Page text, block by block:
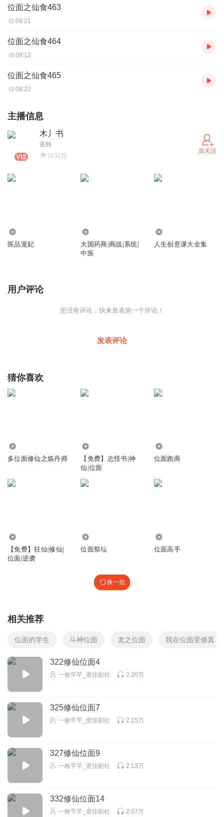
位面之仙食463
08:21
位面之仙食464
09:12
位面之仙食465
08:22
主播信息
木丿书
兹独
14.51万
加关注
医品宠妃
大国药商|商战|系统|
中医
人生创意课大全集
用户评论
还没有评论，快来发表第一个评论！
发表评论
猜你喜欢
多位面修仙之炼丹师
【免费】志怪书|神
仙|位面
位面跑商
【免费】狂仙|修仙|
位面|逆袭
位面祭坛 位面高手
换一批
相关推荐
位面的学生 斗神位面 龙之位面 我在位面里修真
322修仙位面4
一枚芊芊_壹佳剧社 2.20万
325修仙位面7
一枚芊芊_壹佳剧社 2.15万
327修仙位面9
一枚芊芊_壹佳剧社 2.13万
332修仙位面14
一枚芊芊_壹佳剧社 2.07万